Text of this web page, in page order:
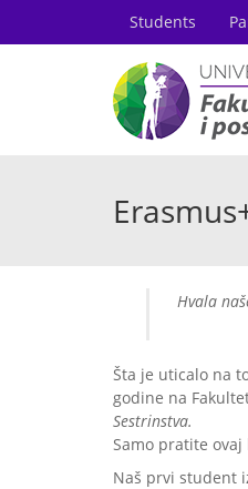
Students
Hvala
Šta je uticalo na
godine na
Sestrinstva.
Samo pratite ovaj
Naš prvi student